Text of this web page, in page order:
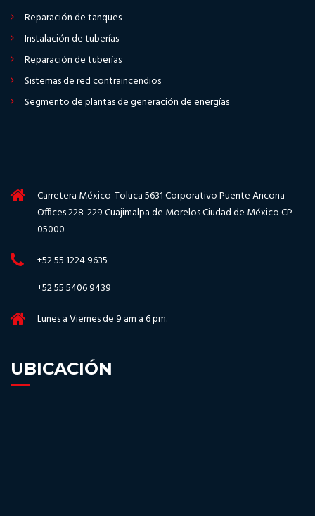
Reparación de tanques
Instalación de tuberías
Reparación de tuberías
Sistemas de red contraincendios
Segmento de plantas de generación de energías
Carretera México-Toluca 5631 Corporativo Puente Ancona
Offices 228-229 Cuajimalpa de Morelos Ciudad de México CP
05000
+52 55 1224 9635
+52 55 5406 9439
Lunes a Viernes de 9 am a 6 pm.
UBICACIÓN